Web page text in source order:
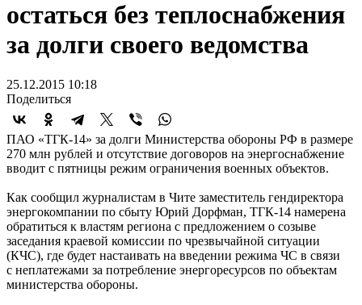
остаться без теплоснабжения
за долги своего ведомства
25.12.2015 10:18
Поделиться
ПАО «ТГК-14» за долги Министерства обороны РФ в размере
270 млн рублей и отсутствие договоров на энергоснабжение
вводит с пятницы режим ограничения военных объектов.
Как сообщил журналистам в Чите заместитель гендиректора
энергокомпании по сбыту Юрий Дорфман, ТГК-14 намерена
обратиться к властям региона с предложением о созыве
заседания краевой комиссии по чрезвычайной ситуации
(КЧС), где будет настаивать на введении режима ЧС в связи
с неплатежами за потребление энергоресурсов по объектам
министерства обороны.